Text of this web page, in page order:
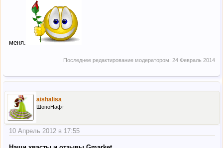
меня.
Последнее редактирование модератором: 24 Февраль 2014
aishalisa
ШопоНафт
10 Апрель 2012 в 17:55